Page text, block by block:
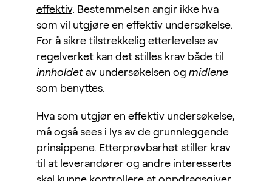
effektiv. Bestemmelsen angir ikke hva
som vil utgjøre en effektiv undersøkelse.
For å sikre tilstrekkelig etterlevelse av
regelverket kan det stilles krav både til
innholdet av undersøkelsen og midlene
som benyttes.
Hva som utgjør en effektiv undersøkelse,
må også sees i lys av de grunnleggende
prinsippene. Etterprøvbarhet stiller krav
til at leverandører og andre interesserte